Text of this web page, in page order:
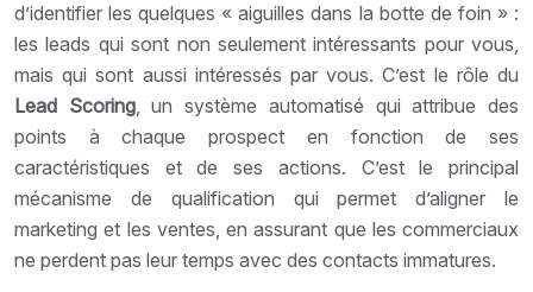
d’identifier les quelques « aiguilles dans la botte de foin » :
les leads qui sont non seulement intéressants pour vous,
mais qui sont aussi intéressés par vous. C’est le rôle du
Lead Scoring, un système automatisé qui attribue des
points à chaque prospect en fonction de ses
caractéristiques et de ses actions. C’est le principal
mécanisme de qualification qui permet d’aligner le
marketing et les ventes, en assurant que les commerciaux
ne perdent pas leur temps avec des contacts immatures.